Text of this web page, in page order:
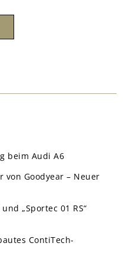
beim Audi A6
von Goodyear – Neuer
„Sportec 01 RS“
ContiTech-